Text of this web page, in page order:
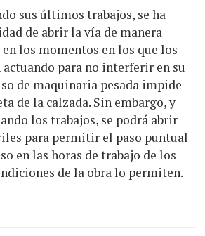
sus últimos trabajos, se ha
de abrir la vía de manera
los momentos en los que los
para no interferir en su
de maquinaria pesada impide
de la calzada. Sin embargo, y
los trabajos, se podrá abrir
para permitir el paso puntual
en las horas de trabajo de los
de la obra lo permiten.